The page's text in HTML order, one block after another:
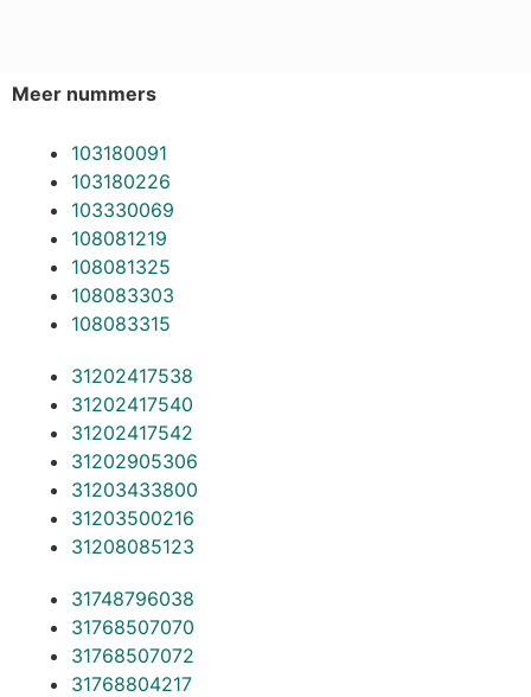
Meer nummers
103180091
103180226
103330069
108081219
108081325
108083303
108083315
31202417538
31202417540
31202417542
31202905306
31203433800
31203500216
31208085123
31748796038
31768507070
31768507072
31768804217